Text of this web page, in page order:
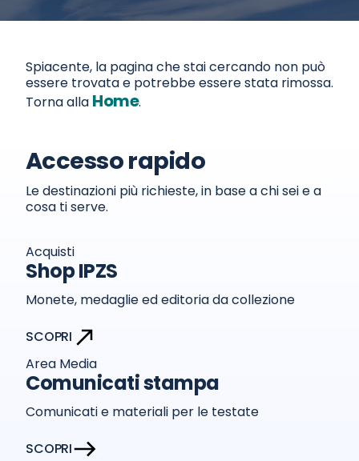
Spiacente, la pagina che stai cercando non può
essere trovata e potrebbe essere stata rimossa.
Torna alla Home.
Accesso rapido
Le destinazioni più richieste, in base a chi sei e a
cosa ti serve.
Acquisti
Shop IPZS
Monete, medaglie ed editoria da collezione
SCOPRI
Area Media
Comunicati stampa
Comunicati e materiali per le testate
SCOPRI